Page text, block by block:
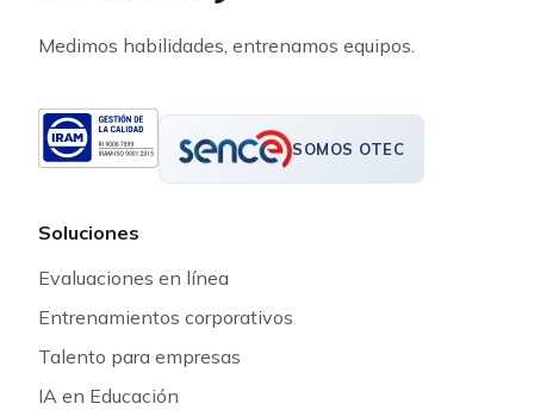
Medimos habilidades, entrenamos equipos.
SOMOS OTEC
Soluciones
Evaluaciones en línea
Entrenamientos corporativos
Talento para empresas
IA en Educación